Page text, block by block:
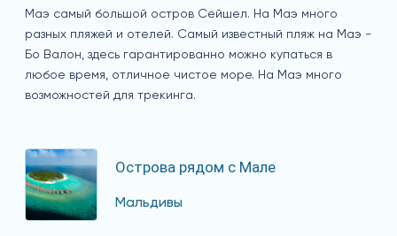
Маэ самый большой остров Сейшел. На Маэ много
разных пляжей и отелей. Самый известный пляж на Маэ -
Бо Валон, здесь гарантированно можно купаться в
любое время, отличное чистое море. На Маэ много
возможностей для трекинга.
Острова рядом с Мале
Мальдивы